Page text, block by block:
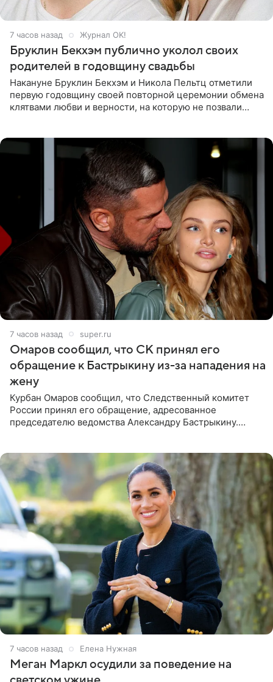
7 часов назад Журнал OK!
Бруклин Бекхэм публично уколол своих
родителей в годовщину свадьбы
Накануне Бруклин Бекхэм и Никола Пельтц отметили
первую годовщину своей повторной церемонии обмена
клятвами любви и верности, на которую не позвали
7 часов назад super.ru
Омаров сообщил, что СК принял его
обращение к Бастрыкину из-за нападения на
жену
Курбан Омаров сообщил, что Следственный комитет
России принял его обращение, адресованное
председателю ведомства Александру Бастрыкину.
7 часов назад Елена Нужная
Меган Маркл осудили за поведение на